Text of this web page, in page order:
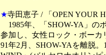
★寺田恵子 / 「OPEN YOUR
1985年、「SHOW-YA」の
参加し、女性ロック・ボーカ
91年2月、SHOW-YAを離脱